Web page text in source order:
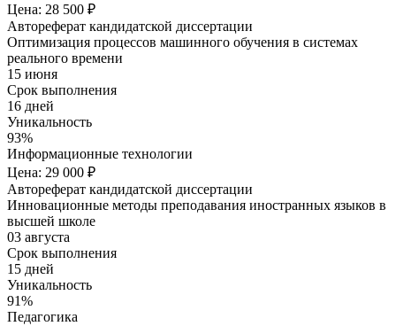
Цена: 28 500 ₽
Автореферат кандидатской диссертации
Оптимизация процессов машинного обучения в системах
реального времени
15 июня
Срок выполнения
16 дней
Уникальность
93%
Информационные технологии
Цена: 29 000 ₽
Автореферат кандидатской диссертации
Инновационные методы преподавания иностранных языков в
высшей школе
03 августа
Срок выполнения
15 дней
Уникальность
91%
Педагогика